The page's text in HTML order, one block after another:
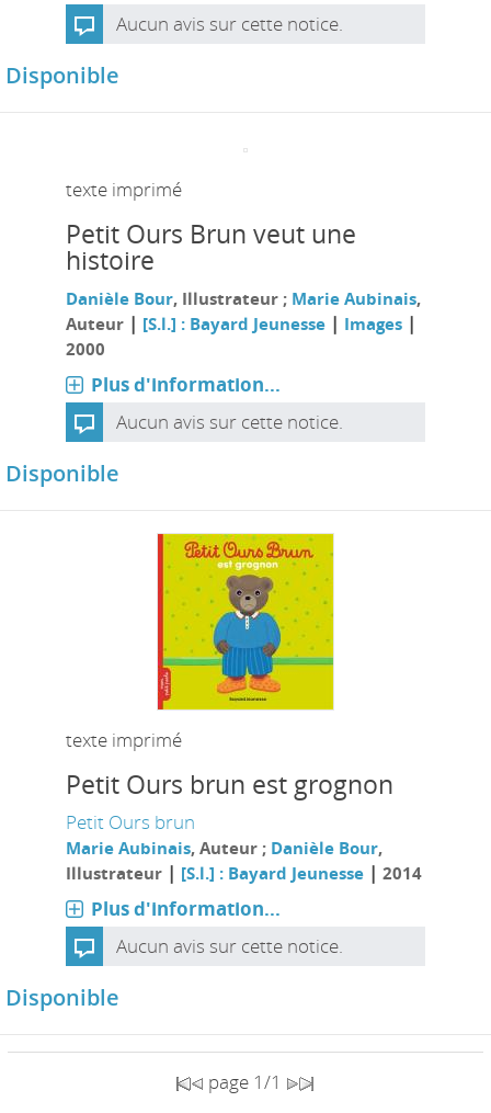
Aucun avis sur cette notice.
Disponible
texte imprimé
Petit Ours Brun veut une
histoire
Danièle Bour, Illustrateur ; Marie Aubinais,
Auteur | [S.l.] : Bayard Jeunesse| Images|
2000
Plus d'information...
Aucun avis sur cette notice.
Disponible
texte imprimé
Petit Ours brun est grognon
Petit Ours brun
Marie Aubinais, Auteur ; Danièle Bour,
Illustrateur | [S.l.] : Bayard Jeunesse| 2014
Plus d'information...
Aucun avis sur cette notice.
Disponible
page 1/1